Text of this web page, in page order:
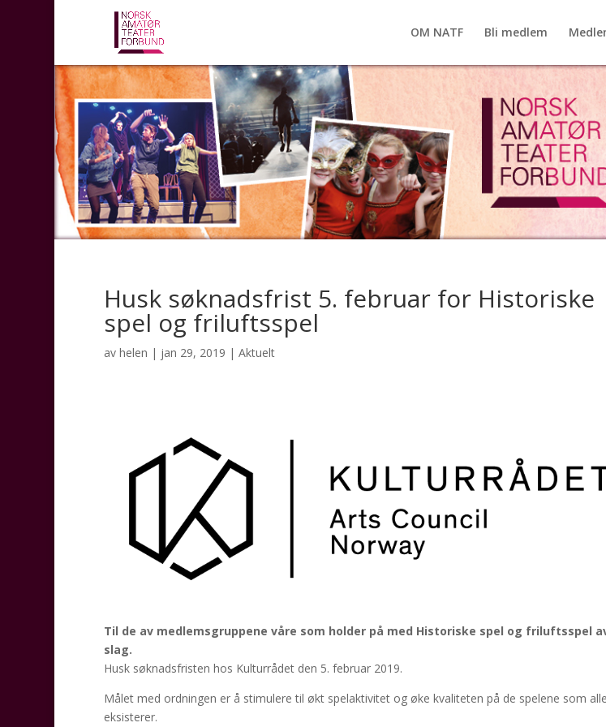
OM NATF Bli medlem
Husk søknadsfrist 5. februar for Historiske
spel og friluftsspel
av helen | jan 29, 2019 | Aktuelt
Til de av medlemsgruppene våre som holder på med Historiske spel og friluftsspel
slag.
Husk søknadsfristen hos Kulturrådet den 5. februar 2019.
Målet med ordningen er å stimulere til økt spelaktivitet og øke kvaliteten på de spelene som
eksisterer.